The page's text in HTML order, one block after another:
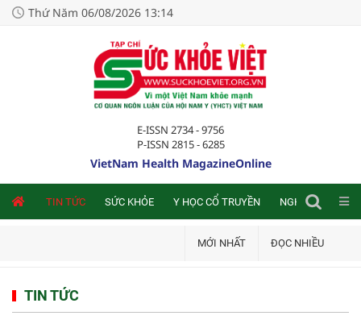
Thứ Năm 06/08/2026 13:14
E-ISSN 2734 - 9756
P-ISSN 2815 - 6285
VietNam Health MagazineOnline
TIN TỨC SỨC KHỎE Y HỌC CỔ TRUYỀN NGHIÊN CỨU
MỚI NHẤT ĐỌC NHIỀU
TIN TỨC